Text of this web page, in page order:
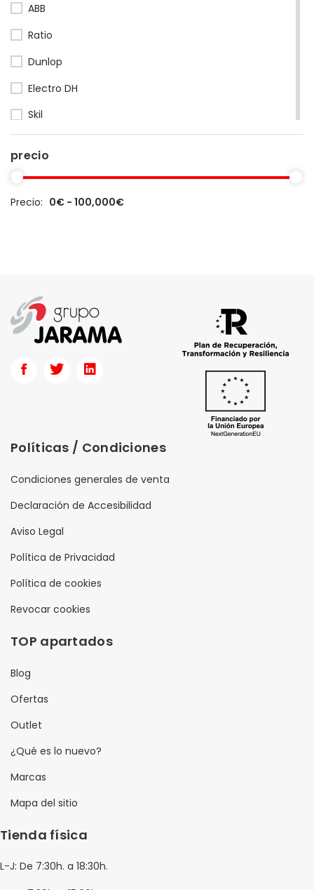
ABB
Ratio
Dunlop
Electro DH
Skil
Makita
Electro Zemper
Vossloh-Schwabe
Osram
Golmar
Elnur Gabarron
Cembre
BJC
BTicino
Normalit
Roblan
Normalux
Simon
Koban
precio
Precio: 0€ - 100,000€
Políticas / Condiciones
Condiciones generales de venta
Declaración de Accesibilidad
Aviso Legal
Política de Privacidad
Política de cookies
Revocar cookies
TOP apartados
Blog
Ofertas
Outlet
¿Qué es lo nuevo?
Marcas
Mapa del sitio
Tienda física
L-J: De 7:30h. a 18:30h.